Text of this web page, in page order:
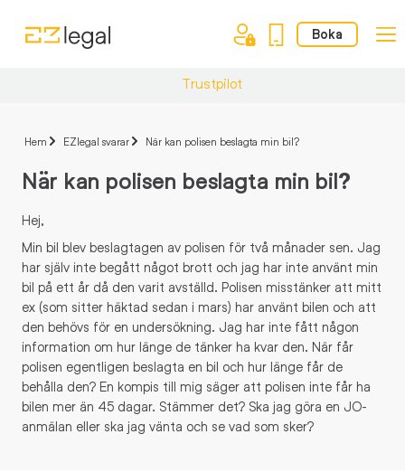
Boka
Trustpilot
Hem EZlegal svarar När kan polisen beslagta min bil?
När kan polisen beslagta min bil?
Hej,
Min bil blev beslagtagen av polisen för två månader sen. Jag
har själv inte begått något brott och jag har inte använt min
bil på ett år då den varit avställd. Polisen misstänker att mitt
ex (som sitter häktad sedan i mars) har använt bilen och att
den behövs för en undersökning. Jag har inte fått någon
information om hur länge de tänker ha kvar den. När får
polisen egentligen beslagta en bil och hur länge får de
behålla den? En kompis till mig säger att polisen inte får ha
bilen mer än 45 dagar. Stämmer det? Ska jag göra en JO-
anmälan eller ska jag vänta och se vad som sker?